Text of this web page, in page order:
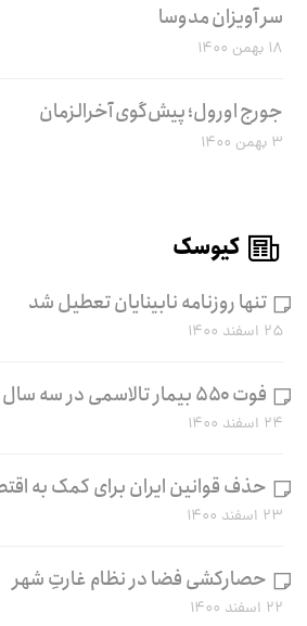
سر آویزان مدوسا
۱۸ بهمن ۱۴۰۰
جورج اورول؛ پیش‌گوی آخرالزمان
۳ بهمن ۱۴۰۰
کیوسک
تنها روزنامه نابینایان تعطیل شد
۲۵ اسفند ۱۴۰۰
فوت ۵۵۰ بیمار تالاسمی در سه سال اخیر
۲۴ اسفند ۱۴۰۰
حذف قوانین ایران برای کمک به
۲۳ اسفند ۱۴۰۰
حصارکشی فضا در نظام غارتِ شهر
۲۲ اسفند ۱۴۰۰